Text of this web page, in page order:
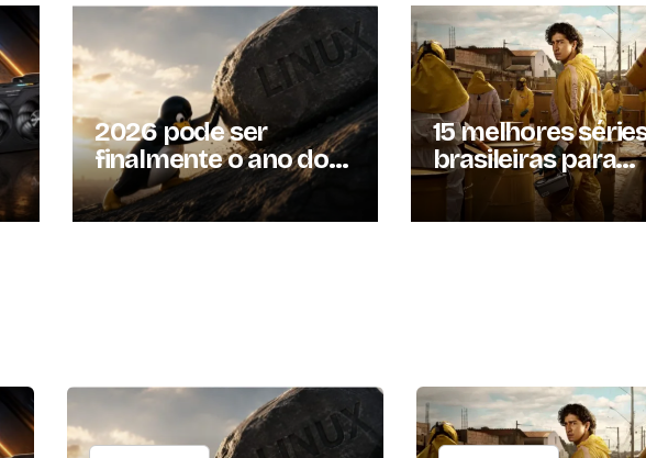
2026 pode ser
finalmente o ano do
Linux? Entenda por
que essa previsão
15 melhores
brasileiras para
assistir em 2026